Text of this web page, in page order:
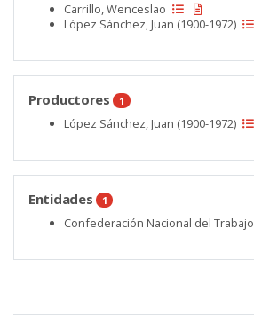
Carrillo, Wenceslao
López Sánchez, Juan (1900-1972)
Productores 1
López Sánchez, Juan (1900-1972)
Entidades 1
Confederación Nacional del Trabajo